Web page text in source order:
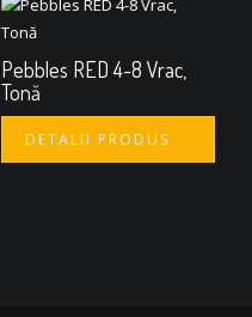
Pebbles RED 4-8 Vrac,
Tonă
DETALII PRODUS